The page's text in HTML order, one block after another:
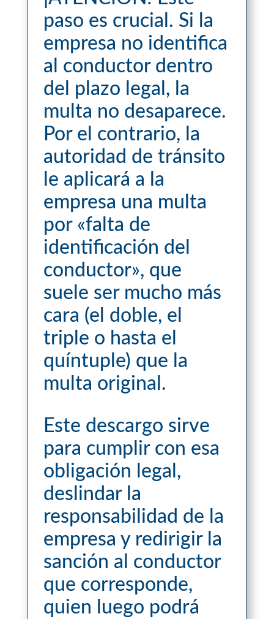
paso es crucial. Si la
empresa no identifica
al conductor dentro
del plazo legal, la
multa no desaparece.
Por el contrario, la
autoridad de tránsito
le aplicará a la
empresa una multa
por «falta de
identificación del
conductor», que
suele ser mucho más
cara (el doble, el
triple o hasta el
quíntuple) que la
multa original.
Este descargo sirve
para cumplir con esa
obligación legal,
deslindar la
responsabilidad de la
empresa y redirigir la
sanción al conductor
que corresponde,
quien luego podrá